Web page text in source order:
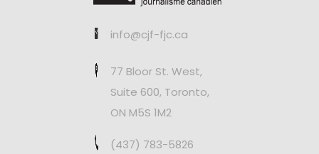
info@cjf-fjc.ca
77 Bloor St. West,
Suite 600, Toronto,
ON M5S 1M2
(437) 783-5826